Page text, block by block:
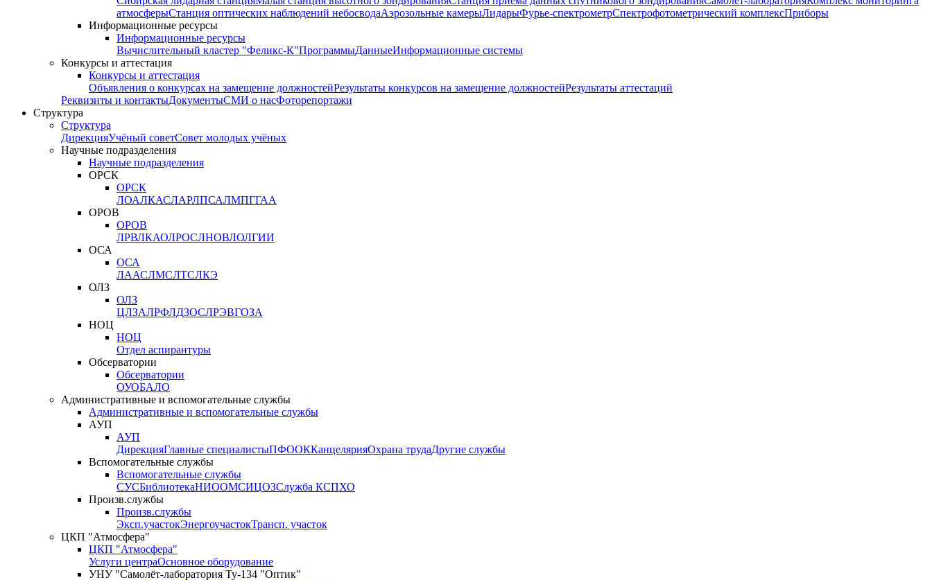
атмосферыСтанция оптических наблюдений небосводаАэрозольные камерыЛидарыФурье-спектрометрСпектрофотометрический комплексПриборы
Информационные ресурсы
Информационные ресурсы
Вычислительный кластер "Феликс-К"ПрограммыДанныеИнформационные системы
Конкурсы и аттестация
Конкурсы и аттестация
Объявления о конкурсах на замещение должностейРезультаты конкурсов на замещение должностейРезультаты аттестаций
Реквизиты и контактыДокументыСМИ о насФоторепортажи
Структура
Структура
ДирекцияУчёный советСовет молодых учёных
Научные подразделения
Научные подразделения
ОРСК
ОРСК
ЛОАЛКАСЛАРЛПСАЛМПГГАА
ОРОВ
ОРОВ
ЛРВЛКАОЛРОСЛНОВЛОЛГИИ
ОСА
ОСА
ЛААСЛМСЛТСЛКЭ
ОЛЗ
ОЛЗ
ЦЛЗАЛРФЛДЗОСЛРЭВГОЗА
НОЦ
НОЦ
Отдел аспирантуры
Обсерватории
Обсерватории
ОУОБАЛО
Административные и вспомогательные службы
Административные и вспомогательные службы
АУП
АУП
ДирекцияГлавные специалистыПФООККанцелярияОхрана трудаДругие службы
Вспомогательные службы
Вспомогательные службы
СУСБиблиотекаНИООМСИЦОЗСлужба КСПХО
Произв.службы
Произв.службы
Эксп.участокЭнергоучастокТрансп. участок
ЦКП "Атмосфера"
ЦКП "Атмосфера"
Услуги центраОсновное оборудование
УНУ "Самолёт-лаборатория Ту-134 "Оптик"